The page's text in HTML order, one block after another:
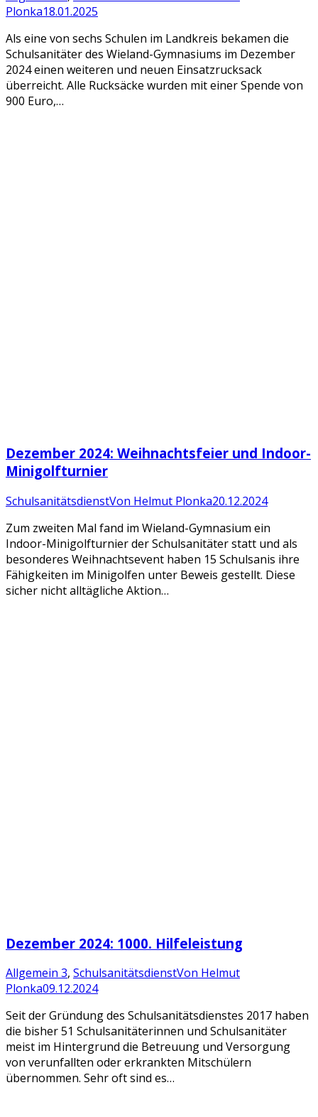
Plonka18.01.2025
Als eine von sechs Schulen im Landkreis bekamen die
Schulsanitäter des Wieland-Gymnasiums im Dezember
2024 einen weiteren und neuen Einsatzrucksack
überreicht. Alle Rucksäcke wurden mit einer Spende von
900 Euro,…
Dezember 2024: Weihnachtsfeier und Indoor-
Minigolfturnier
SchulsanitätsdienstVon Helmut Plonka20.12.2024
Zum zweiten Mal fand im Wieland-Gymnasium ein
Indoor-Minigolfturnier der Schulsanitäter statt und als
besonderes Weihnachtsevent haben 15 Schulsanis ihre
Fähigkeiten im Minigolfen unter Beweis gestellt. Diese
sicher nicht alltägliche Aktion…
Dezember 2024: 1000. Hilfeleistung
Allgemein 3, SchulsanitätsdienstVon Helmut
Plonka09.12.2024
Seit der Gründung des Schulsanitätsdienstes 2017 haben
die bisher 51 Schulsanitäterinnen und Schulsanitäter
meist im Hintergrund die Betreuung und Versorgung
von verunfallten oder erkrankten Mitschülern
übernommen. Sehr oft sind es…